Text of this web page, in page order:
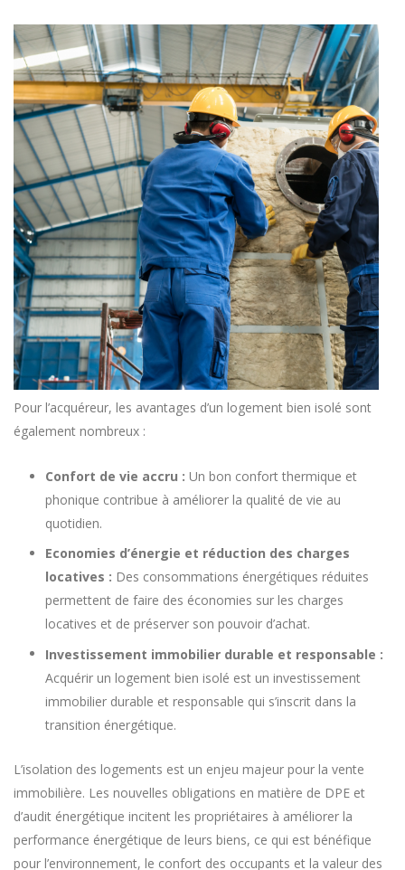
Pour l’acquéreur, les avantages d’un logement bien isolé sont
également nombreux :
Confort de vie accru : Un bon confort thermique et
phonique contribue à améliorer la qualité de vie au
quotidien.
Economies d’énergie et réduction des charges
locatives : Des consommations énergétiques réduites
permettent de faire des économies sur les charges
locatives et de préserver son pouvoir d’achat.
Investissement immobilier durable et responsable :
Acquérir un logement bien isolé est un investissement
immobilier durable et responsable qui s’inscrit dans la
transition énergétique.
L’isolation des logements est un enjeu majeur pour la vente
immobilière. Les nouvelles obligations en matière de DPE et
d’audit énergétique incitent les propriétaires à améliorer la
performance énergétique de leurs biens, ce qui est bénéfique
pour l’environnement, le confort des occupants et la valeur des